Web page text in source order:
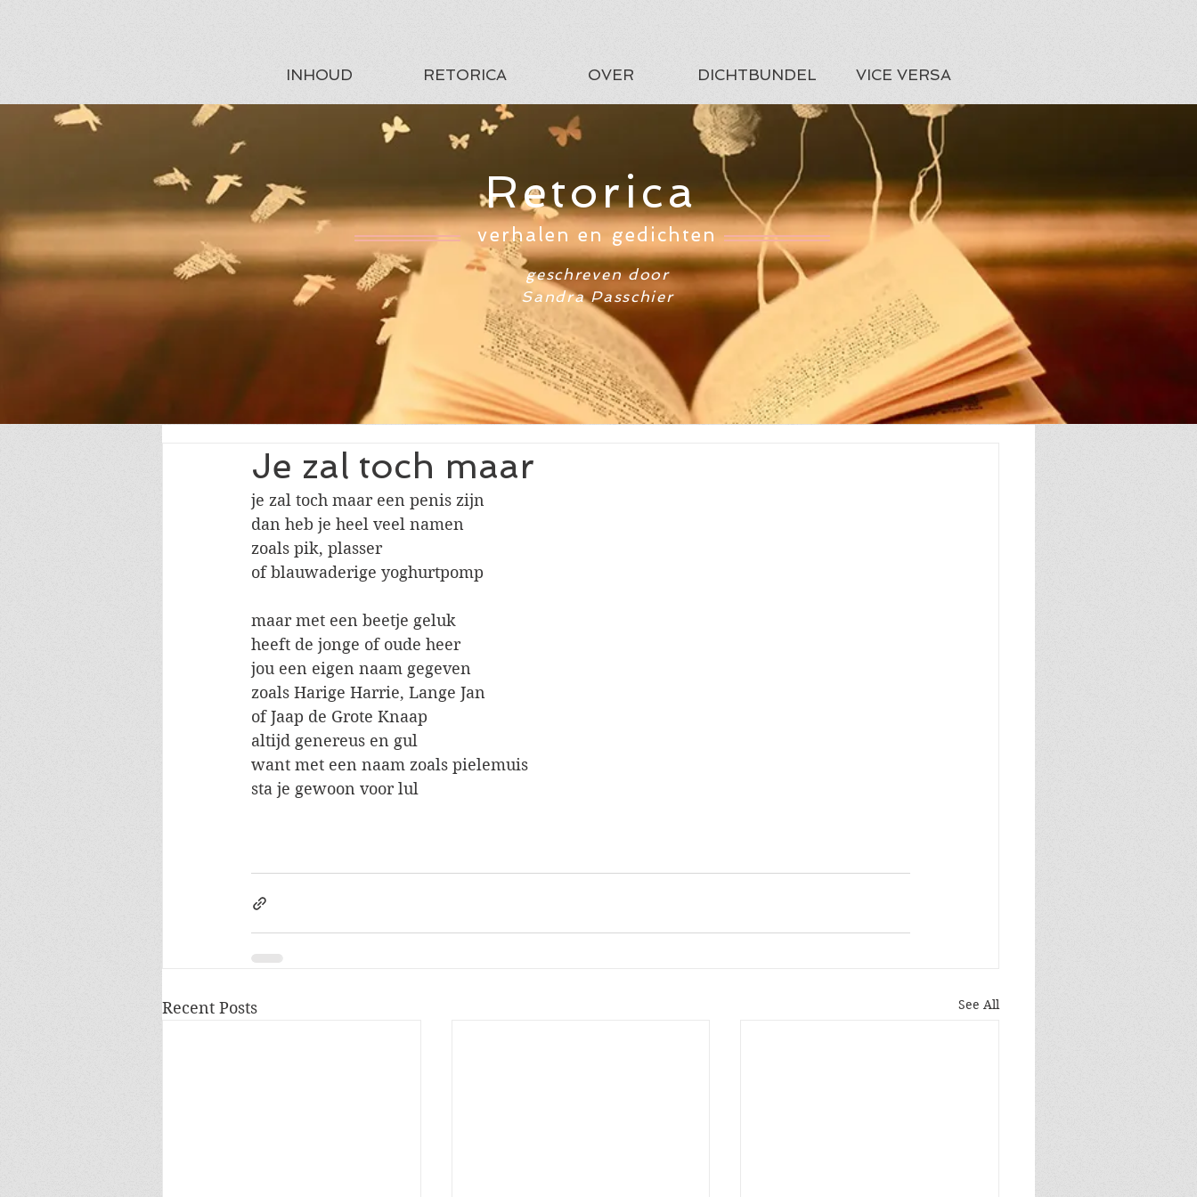
INHOUD RETORICA OVER DICHTBUNDEL VICE VERSA
Retorica
verhalen en gedichten
geschreven door
Sandra Passchier
Je zal toch maar
je zal toch maar een penis zijn
dan heb je heel veel namen
zoals pik, plasser
of blauwaderige yoghurtpomp
maar met een beetje geluk
heeft de jonge of oude heer
jou een eigen naam gegeven
zoals Harige Harrie, Lange Jan
of Jaap de Grote Knaap
altijd genereus en gul
want met een naam zoals pielemuis
sta je gewoon voor lul
Recent Posts See All